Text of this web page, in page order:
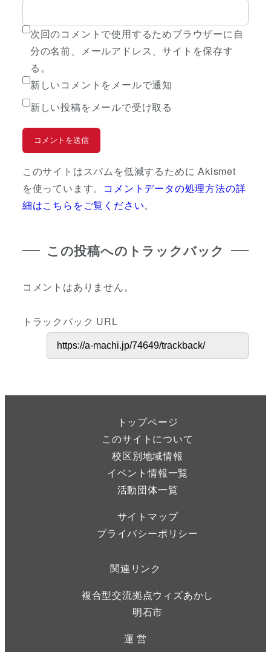
次回のコメントで使用するためブラウザーに自
分の名前、メールアドレス、サイトを保存す
る。
新しいコメントをメールで通知
新しい投稿をメールで受け取る
このサイトはスパムを低減するために Akismet
を使っています。 コメントデータの処理方法の詳
細はこちらをご覧ください。
この投稿へのトラックバック
コメントはありません。
トラックバック URL
トップページ
このサイトについて
校区別地域情報
イベント情報一覧
活動団体一覧
サイトマップ
プライバシーポリシー
関連リンク
複合型交流拠点ウィズあかし
明石市
運 営